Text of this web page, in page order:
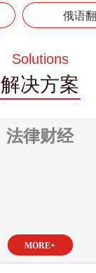
俄语
波斯语
Solutions
解决方案
法律财经
MORE+